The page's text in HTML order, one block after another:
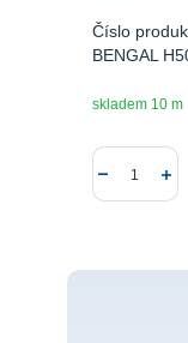
Číslo
BENGAL
skladem 10 m